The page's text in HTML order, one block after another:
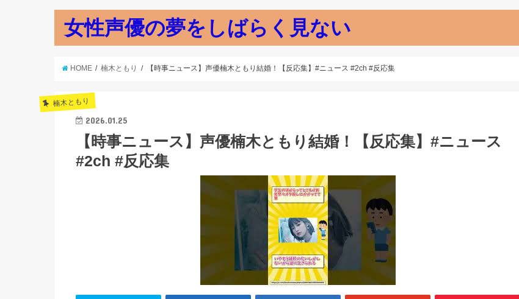
女性声優の夢をしばらく見ない
HOME 楠木ともり 【時事ニュース】声優楠木ともり結婚！【反応集】#ニュース #2ch #反応集
楠木ともり
2026.01.25
【時事ニュース】声優楠木ともり結婚！【反応集】#ニュース
#2ch #反応集